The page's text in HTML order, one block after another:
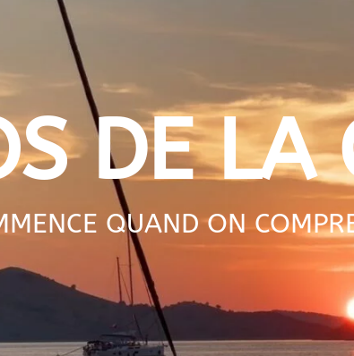
DE LA
QUAND ON